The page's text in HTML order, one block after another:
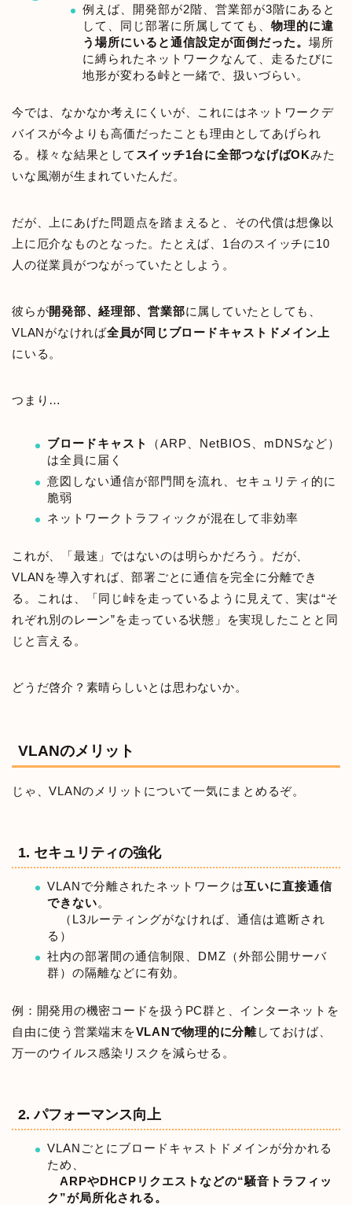
例えば、開発部が2階、営業部が3階にあると
して、同じ部署に所属してても、 物理的に違
う場所にいると通信設定が面倒だった。 場所
に縛られたネットワークなんて、走るたびに
地形が変わる峠と一緒で、扱いづらい。
今では、なかなか考えにくいが、これにはネットワークデ
バイスが今よりも高価だったことも理由としてあげられ
る。様々な結果として スイッチ1台に全部つなげばOKみた
いな風潮が生まれていたんだ。
だが、上にあげた問題点を踏まえると、その代償は想像以
上に厄介なものとなった。たとえば、1台のスイッチに10
人の従業員がつながっていたとしよう。
彼らが開発部、経理部、営業部に属していたとしても、
VLANがなければ全員が同じブロードキャストドメイン上
にいる。
つまり…
ブロードキャスト
（ARP、NetBIOS、mDNSなど）
は全員に届く
意図しない通信が部門間を流れ、セキュリティ的に
脆弱
ネットワークトラフィックが混在して非効率
これが、「最速」ではないのは明らかだろう。だが、
VLANを導入すれば、部署ごとに通信を完全に分離でき
る。これは、「同じ峠を走っているように見えて、実は“そ
れぞれ別のレーン”を走っている状態」を実現したことと同
じと言える。
どうだ啓介？素晴らしいとは思わないか。
VLANのメリット
じゃ、VLANのメリットについて一気にまとめるぞ。
1. セキュリティの強化
VLANで分離されたネットワークは互いに直接通信
できない。
（L3ルーティングがなければ、通信は遮断され
る）
社内の部署間の通信制限、DMZ（外部公開サーバ
群）の隔離などに有効。
例：開発用の機密コードを扱うPC群と、インターネットを
自由に使う営業端末をVLANで物理的に分離しておけば、
万一のウイルス感染リスクを減らせる。
2. パフォーマンス向上
VLANごとにブロードキャストドメインが分かれる
ため、
ARPやDHCPリクエストなどの“騒音トラフィッ
ク”が局所化される。